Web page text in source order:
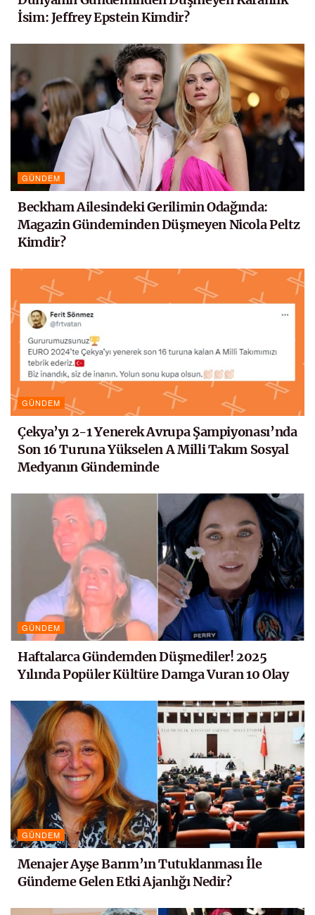
İsim: Jeffrey Epstein Kimdir?
GÜNDEM
Beckham Ailesindeki Gerilimin Odağında:
Magazin Gündeminden Düşmeyen Nicola Peltz
Kimdir?
GÜNDEM
Çekya’yı 2-1 Yenerek Avrupa Şampiyonası’nda
Son 16 Turuna Yükselen A Milli Takım Sosyal
Medyanın Gündeminde
GÜNDEM
Haftalarca Gündemden Düşmediler! 2025
Yılında Popüler Kültüre Damga Vuran 10 Olay
GÜNDEM
Menajer Ayşe Barım’ın Tutuklanması İle
Gündeme Gelen Etki Ajanlığı Nedir?